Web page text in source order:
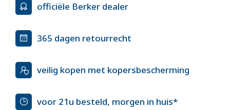
officiële Berker dealer
365 dagen retourrecht
veilig kopen met kopersbescherming
voor 21u besteld, morgen in huis*